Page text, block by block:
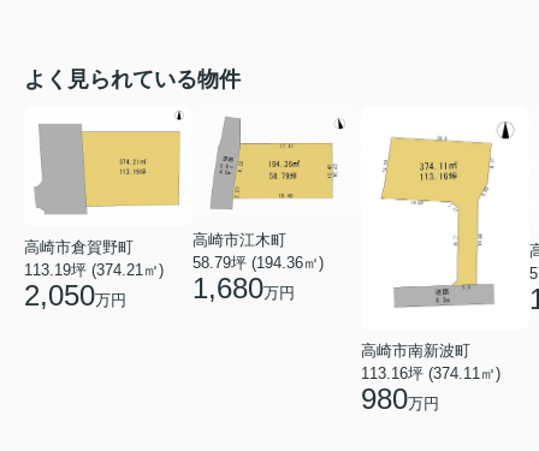
よく見られている物件
高崎市倉賀野町
113.19坪 (374.21㎡)
2,050万円
高崎市江木町
58.79坪 (194.36㎡)
1,680万円
高崎市南新波町
113.16坪 (374.11㎡)
980万円